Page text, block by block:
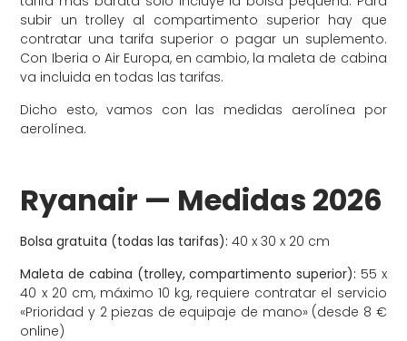
subir un trolley al compartimento superior hay que
contratar una tarifa superior o pagar un suplemento.
Con Iberia o Air Europa, en cambio, la maleta de cabina
va incluida en todas las tarifas.
Dicho esto, vamos con las medidas aerolínea por
aerolínea.
Ryanair — Medidas 2026
Bolsa gratuita (todas las tarifas): 40 x 30 x 20 cm
Maleta de cabina (trolley, compartimento superior): 55 x
40 x 20 cm, máximo 10 kg, requiere contratar el servicio
«Prioridad y 2 piezas de equipaje de mano» (desde 8 €
online)